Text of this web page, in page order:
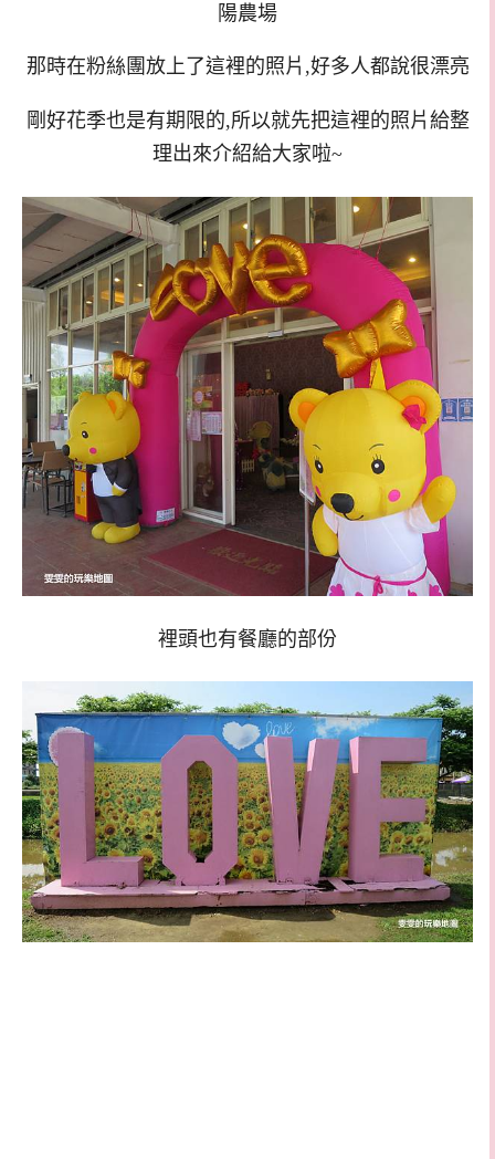
陽農場
那時在粉絲團放上了這裡的照片,好多人都說很漂亮
剛好花季也是有期限的,所以就先把這裡的照片給整
理出來介紹給大家啦~
裡頭也有餐廳的部份